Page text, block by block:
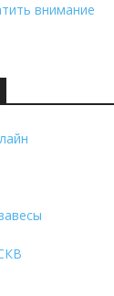
внимание